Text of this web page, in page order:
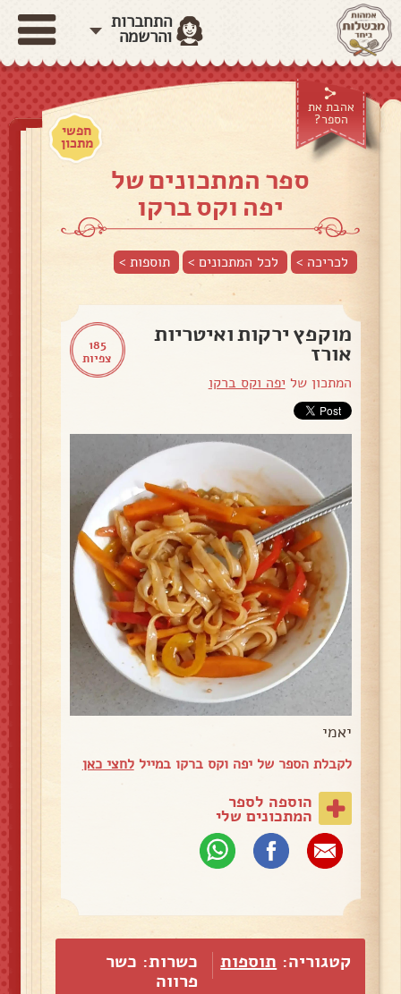
התחברות
והרשמה
אהבת את
הספר?
חפשי
מתכון
ספר המתכונים של
יפה וקס ברקו
לכריכה > לכל המתכונים > תוספות>
185
צפיות
מוקפץ ירקות ואיטריות
אורז
המתכון של יפה וקס ברקו
יאמי
לקבלת הספר של יפה וקס ברקו במייללחצי כאן
הוספה לספר
המתכונים שלי
קטגוריה: תוספות
כשרות: כשר
פרווה